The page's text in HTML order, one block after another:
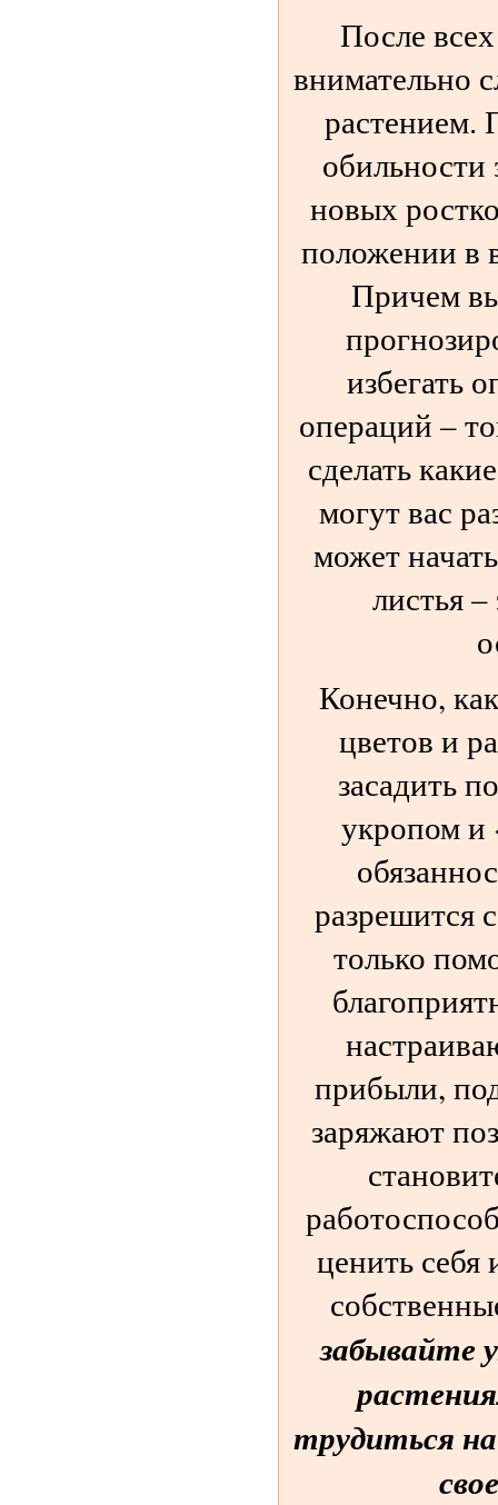
После
внимательно
растением.
новых
положении в
Причем
избегать
операций –
сделать
могут вас
может
листья –
Конечно,
цветов и
засадить
укропом и
разрешится
только
прибыли,
заряжают
ценить себя
забывайте
трудиться